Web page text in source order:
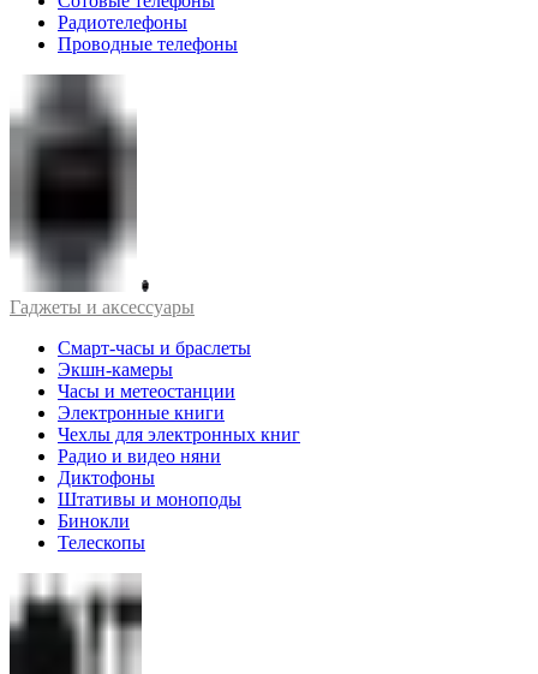
Радиотелефоны
Проводные телефоны
Гаджеты и аксессуары
Смарт-часы и браслеты
Экшн-камеры
Часы и метеостанции
Электронные книги
Чехлы для электронных книг
Радио и видео няни
Диктофоны
Штативы и моноподы
Бинокли
Телескопы